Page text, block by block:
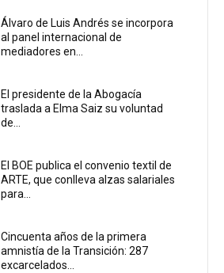
Álvaro de Luis Andrés se incorpora
al panel internacional de
mediadores en...
El presidente de la Abogacía
traslada a Elma Saiz su voluntad
de...
El BOE publica el convenio textil de
ARTE, que conlleva alzas salariales
para...
Cincuenta años de la primera
amnistía de la Transición: 287
excarcelados...